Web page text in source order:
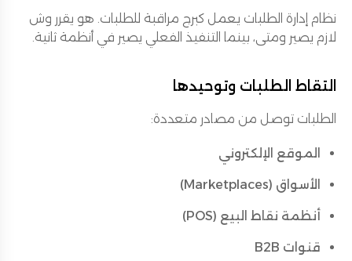
نظام إدارة الطلبات يعمل كبرج مراقبة للطلبات. هو يقرر وش
لازم يصير ومتى، بينما التنفيذ الفعلي يصير في أنظمة ثانية.
التقاط الطلبات وتوحيدها
الطلبات توصل من مصادر متعددة:
الموقع الإلكتروني
الأسواق (Marketplaces)
أنظمة نقاط البيع (POS)
قنوات B2B